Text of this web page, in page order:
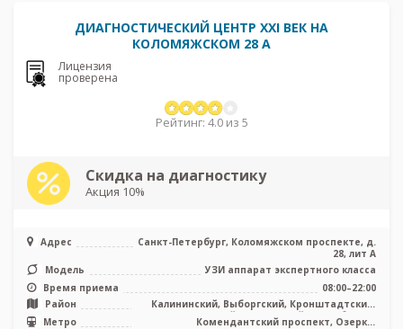
ДИАГНОСТИЧЕСКИЙ ЦЕНТР XXI ВЕК НА
КОЛОМЯЖСКОМ 28 А
Лицензия
проверена
Рейтинг: 4.0 из 5
Скидка на диагностику
Акция 10%
Адрес
Санкт-Петербург, Коломяжском проспекте, д.
28, лит А
Модель
УЗИ аппарат экспертного класса
Время приема
08:00–22:00
Район
Калининский, Выборгский, Кронштадтский,
Курортный, Приморский, Лен. область
Метро
Комендантский проспект, Озерки,